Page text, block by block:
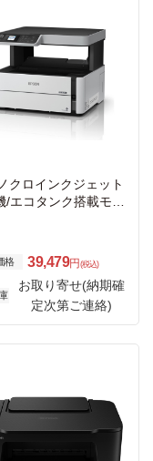
クロインクジェット
/エコタンク搭載モデ
格 39,479円 (税込)
お取り寄せ(納期確
定次第ご連絡)